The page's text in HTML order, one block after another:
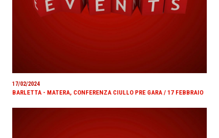
17/02/2024
BARLETTA - MATERA, CONFERENZA CIULLO PRE GARA / 17 FEBBRAIO